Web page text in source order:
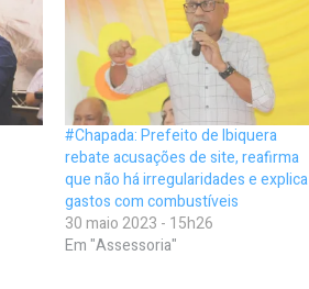
#Chapada: Prefeito de Ibiquera
rebate acusações de site, reafirma
que não há irregularidades e explica
gastos com combustíveis
30 maio 2023 - 15h26
Em "Assessoria"